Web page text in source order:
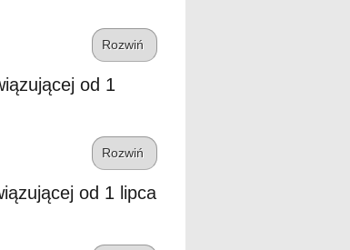
Rozwiń
od 1
Rozwiń
od 1 lipca